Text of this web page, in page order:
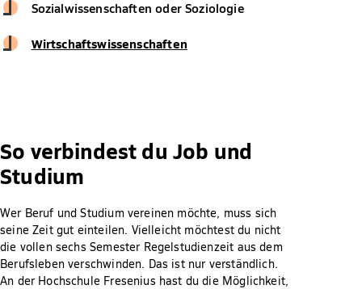
Sozialwissenschaften oder Soziologie
Wirtschaftswissenschaften
So verbindest du Job und
Studium
Wer Beruf und Studium vereinen möchte, muss sich
seine Zeit gut einteilen. Vielleicht möchtest du nicht
die vollen sechs Semester Regelstudienzeit aus dem
Berufsleben verschwinden. Das ist nur verständlich.
An der Hochschule Fresenius hast du die Möglichkeit,